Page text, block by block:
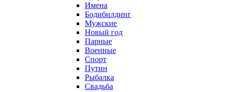
Имена
Бодибилдинг
Мужские
Новый год
Парные
Военные
Спорт
Путин
Рыбалка
Свадьба